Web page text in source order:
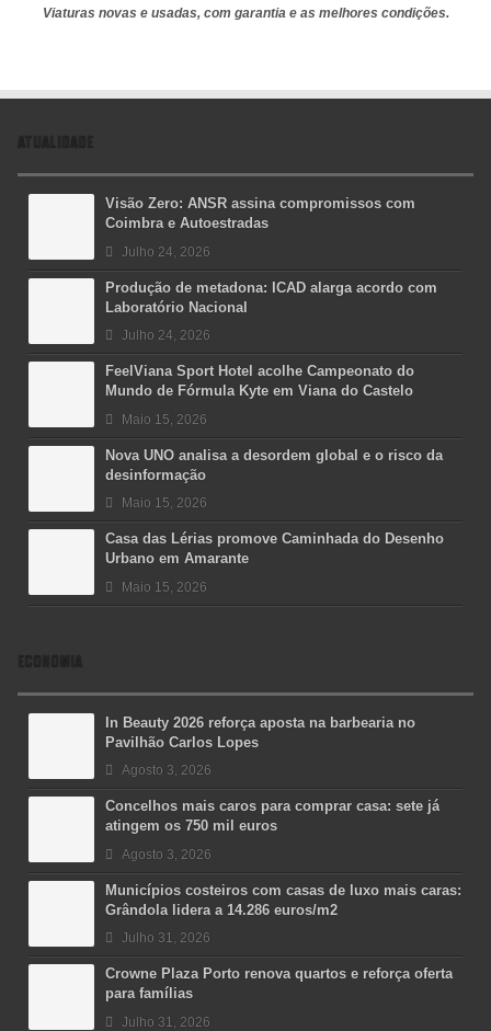
Viaturas novas e usadas, com garantia e as melhores condições.
ATUALIDADE
Visão Zero: ANSR assina compromissos com
Coimbra e Autoestradas
Julho 24, 2026
Produção de metadona: ICAD alarga acordo com
Laboratório Nacional
Julho 24, 2026
FeelViana Sport Hotel acolhe Campeonato do
Mundo de Fórmula Kyte em Viana do Castelo
Maio 15, 2026
Nova UNO analisa a desordem global e o risco da
desinformação
Maio 15, 2026
Casa das Lérias promove Caminhada do Desenho
Urbano em Amarante
Maio 15, 2026
ECONOMIA
In Beauty 2026 reforça aposta na barbearia no
Pavilhão Carlos Lopes
Agosto 3, 2026
Concelhos mais caros para comprar casa: sete já
atingem os 750 mil euros
Agosto 3, 2026
Municípios costeiros com casas de luxo mais caras:
Grândola lidera a 14.286 euros/m2
Julho 31, 2026
Crowne Plaza Porto renova quartos e reforça oferta
para famílias
Julho 31, 2026